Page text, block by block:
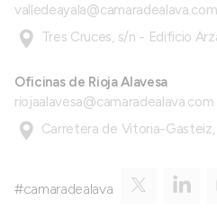
valledeayala@camaradealava.com
Tres Cruces, s/n - Edificio
Oficinas de Rioja Alavesa
riojaalavesa@camaradealava.com
Carretera de Vitoria-Gasteiz,
#camaradealava